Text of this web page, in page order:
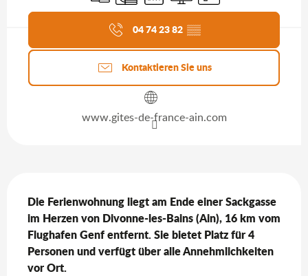
Aktuelle Agenda
04 74 23 82 ▒▒
Kontaktieren Sie uns
www.gites-de-france-ain.com
Die Ferienwohnung liegt am Ende einer Sackgasse
im Herzen von Divonne-les-Bains (Ain), 16 km vom
Flughafen Genf entfernt. Sie bietet Platz für 4
Personen und verfügt über alle Annehmlichkeiten
vor Ort.